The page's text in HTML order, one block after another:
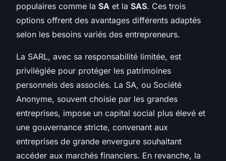
populaires comme la SA et la SAS. Ces trois
options offrent des avantages différents adaptés
selon les besoins variés des entrepreneurs.
La SARL, avec sa responsabilité limitée, est
privilégiée pour protéger les patrimoines
personnels des associés. La SA, ou Société
Anonyme, souvent choisie par les grandes
entreprises, impose un capital social plus élevé et
une gouvernance stricte, convenant aux
entreprises de grande envergure souhaitant
accéder aux marchés financiers. En revanche, la